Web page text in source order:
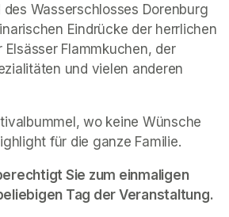
Wasserschlosses Dorenburg
Eindrücke der herrlichen
Flammkuchen, der
und vielen anderen
wo keine Wünsche
für die ganze Familie.
Sie zum einmaligen
Tag der Veranstaltung.